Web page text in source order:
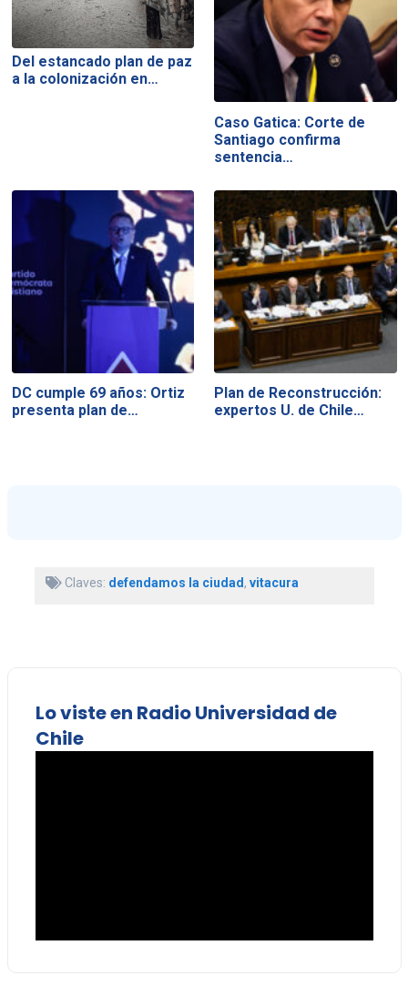
Del estancado plan de paz
a la colonización en…
Caso Gatica: Corte de
Santiago confirma
sentencia…
DC cumple 69 años: Ortiz
presenta plan de…
Plan de Reconstrucción:
expertos U. de Chile…
Claves: defendamos la ciudad, vitacura
Lo viste en Radio Universidad de
Chile